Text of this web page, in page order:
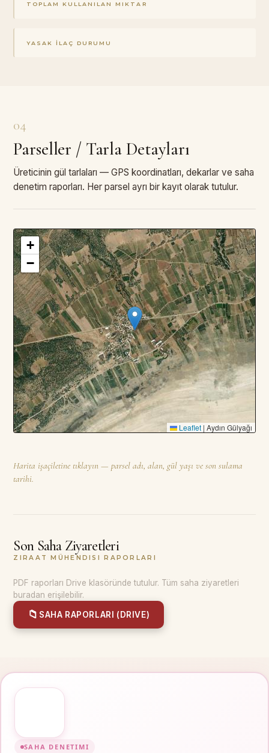
TOPLAM KULLANILAN MIKTAR
YASAK İLAÇ DURUMU
04
Parseller / Tarla Detayları
Üreticinin gül tarlaları — GPS koordinatları, dekarlar ve saha
denetim raporları. Her parsel ayrı bir kayıt olarak tutulur.
3 PARSEL · TOPLAM—DA
+
−
Leaflet | Aydın Gülyağı
Harita işaçiletine tıklayın — parsel adı, alan, gül yaşı ve son sulama
tarihi.
Son Saha Ziyaretleri
ZIRAAT MÜHENDISI RAPORLARI
PDF raporları Drive klasöründe tutulur. Tüm saha ziyaretleri
buradan erişilebilir.
📁 SAHA RAPORLARI (DRIVE)
SAHA DENETIMI